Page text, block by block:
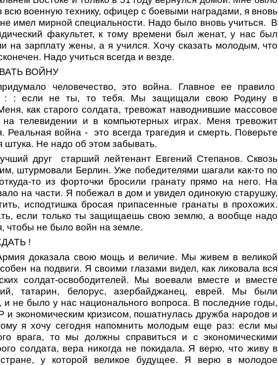
всю военную технику, офицер с боевыми наградами, я вновь
не имел мирной специальности. Надо было вновь учиться. В
факультет, к тому времени был женат, у нас был
на зарплату жены, а я учился. Хочу сказать молодым, что
Надо учиться всегда и везде.
ВОЙНУ
человечество, это война. Главное ее правило
: : если не ты, то тебя. Мы защищали свою Родину в
как старого солдата, тревожат наводнившие массовое
телевидении и в компьютерных играх. Меня тревожит
Реальная война - это всегда трагедия и смерть. Поверьте
штука. Не надо об этом забывать.
друг старший лейтенант Евгений Степанов. Сквозь
штурмовали Берлин. Уже победителями шагали как-то по
то из форточки бросили гранату прямо на него. На
на части. Я побежал в дом и увидел одинокую старушку,
исподтишка бросая припасенные гранаты в прохожих.
если только ты защищаешь свою землю, а вообще надо
чтобы не было войн на земле.
!
доказала свою мощь и величие. Мы живем в великой
на подвиги. Я своими глазами видел, как ликовала вся
солдат-освободителей. Мы воевали вместе и вместе
татарин, белорус, азербайджанец, еврей. Мы были
не было у нас национального вопроса. В последние годы,
экономическим кризисом, пошатнулась дружба народов и
я хочу сегодня напомнить молодым еще раз: если мы
врага, то мы должны справиться и с экономическими
солдата, вера никогда не покидала. Я верю, что живу в
у которой великое будущее. Я верю в молодое